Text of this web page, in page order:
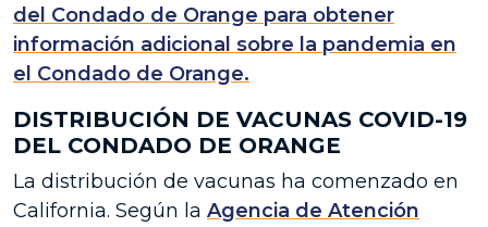
del Condado de Orange para obtener
información adicional sobre la pandemia en
el Condado de Orange.
DISTRIBUCIÓN DE VACUNAS COVID-19
DEL CONDADO DE ORANGE
La distribución de vacunas ha comenzado en
California. Según la Agencia de Atención